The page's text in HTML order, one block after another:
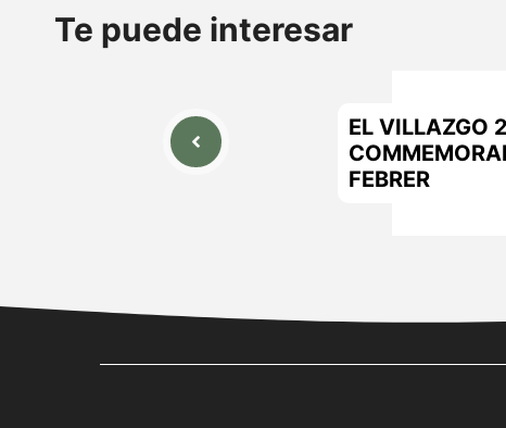
Te puede interesar
EL VILLAZGO
FEBRER